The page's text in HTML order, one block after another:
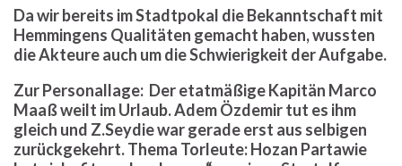
Da wir bereits im Stadtpokal die Bekanntschaft mit
Hemmingens Qualitäten gemacht haben, wussten
die Akteure auch um die Schwierigkeit der Aufgabe.
Zur Personallage: Der etatmäßige Kapitän Marco
Maaß weilt im Urlaub. Adem Özdemir tut es ihm
gleich und Z.Seydie war gerade erst aus selbigen
zurückgekehrt. Thema Torleute: Hozan Partawie